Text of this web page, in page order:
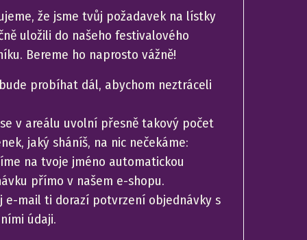
že jsme tvůj požadavek na lístky
uložili do našeho festivalového
Bereme ho naprosto vážně!
probíhat dál, abychom neztráceli
v areálu uvolní přesně takový počet
jaký sháníš, na nic nečekáme:
na tvoje jméno automatickou
přímo v našem e-shopu.
e-mail ti dorazí potvrzení objednávky s
údaji.